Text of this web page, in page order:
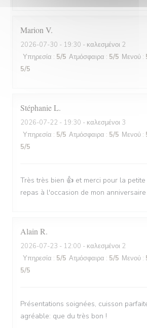
Marion V
2026-07-30 - 19:30 - καλεσμένοι 2
Υπηρεσία : 5/5 Ατμόσφαιρα : 5/5 Μενού :
5/5
StéphanieL
2026-07-22 - 19:30 - καλεσμένοι 3
Υπηρεσία : 5/5 Ατμόσφαιρα : 5/5 Μενού :
5/5
Très très bien 👍 et merci pour la
repas à l'occasion de mon
Alain R
2026-07-23 - 12:00 - καλεσμένοι 2
Υπηρεσία : 5/5 Ατμόσφαιρα : 5/5 Μενού :
5/5
Présentations soignées, cuisson
agréable: que du très bon !